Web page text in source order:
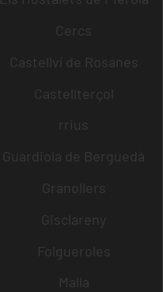
Cercs
Castellví de Rosanes
Castellterçol
rrius
Guardiola de Berguedà
Granollers
Gisclareny
Folgueroles
Malla